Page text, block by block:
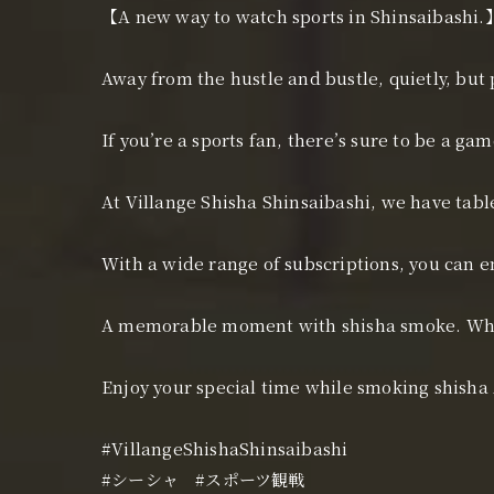
【A new way to watch sports in Shinsaibashi.
Away from the hustle and bustle, quietly, but
If you’re a sports fan, there’s sure to be a
At Villange Shisha Shinsaibashi, we have
With a wide range of subscriptions, you can
A memorable moment with shisha smoke.
Enjoy your special time while smoking
#VillangeShishaShinsaibashi
#シーシャ #スポーツ観戦